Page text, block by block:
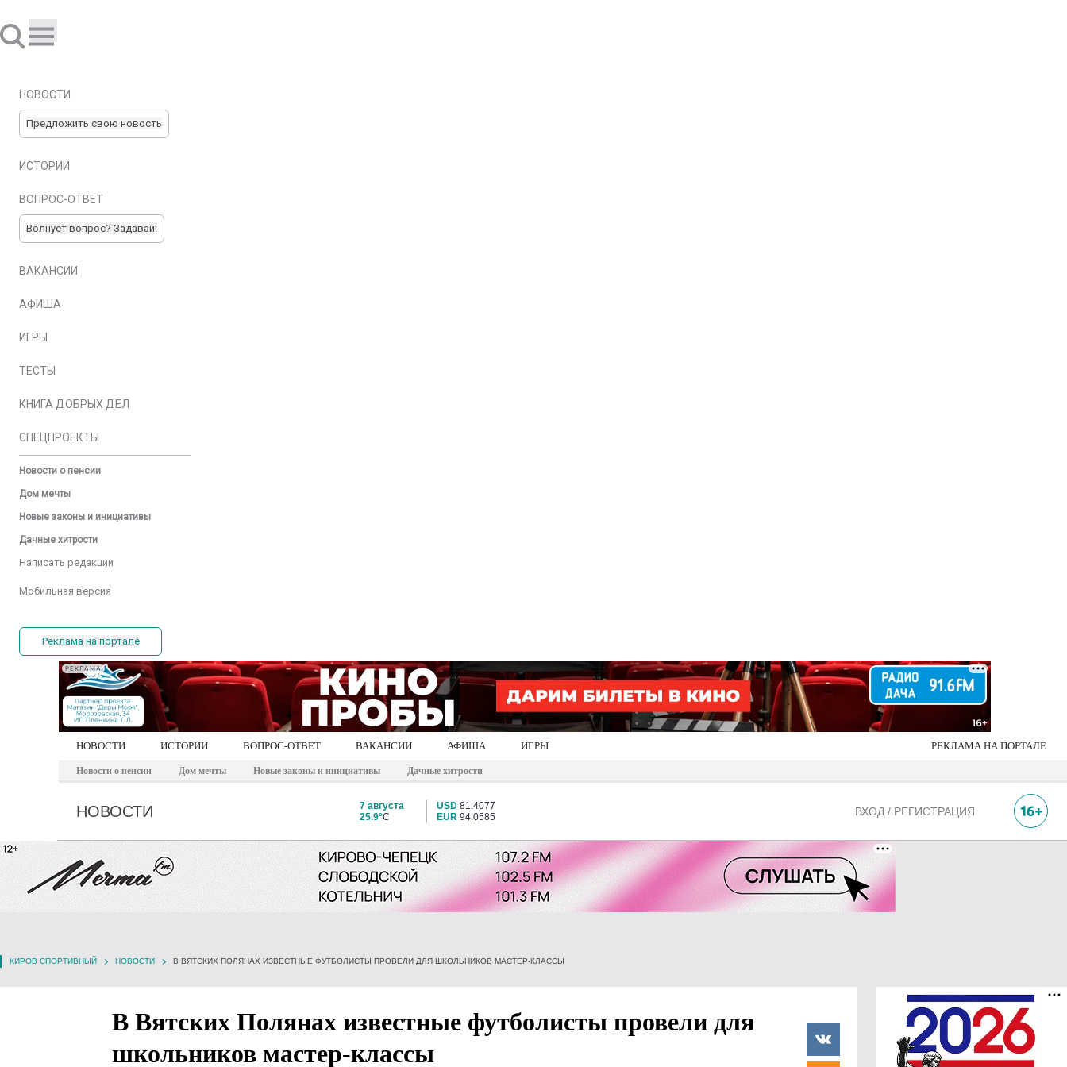
НОВОСТИ
Предложить свою новость
ИСТОРИИ
ВОПРОС-ОТВЕТ
Волнует вопрос? Задавай!
ВАКАНСИИ
АФИША
ИГРЫ
ТЕСТЫ
КНИГА ДОБРЫХ ДЕЛ
СПЕЦПРОЕКТЫ
Новости о пенсии
Дом мечты
Новые законы и инициативы
Дачные хитрости
Написать редакции
Мобильная версия
Реклама на портале
РЕКЛАМА
НОВОСТИ ИСТОРИИ ВОПРОС-ОТВЕТ ВАКАНСИИ АФИША ИГРЫ РЕКЛАМА НА ПОРТАЛЕ
Новости о пенсии Дом мечты Новые законы и инициативы Дачные хитрости
НОВОСТИ
7 августа
25.9°C
USD 81.4077
EUR 94.0585 ВХОД / РЕГИСТРАЦИЯ
КИРОВ СПОРТИВНЫЙ НОВОСТИ В ВЯТСКИХ ПОЛЯНАХ ИЗВЕСТНЫЕ ФУТБОЛИСТЫ ПРОВЕЛИ ДЛЯ ШКОЛЬНИКОВ МАСТЕР-КЛАССЫ
В Вятских Полянах известные футболисты провели для
школьников мастер-классы